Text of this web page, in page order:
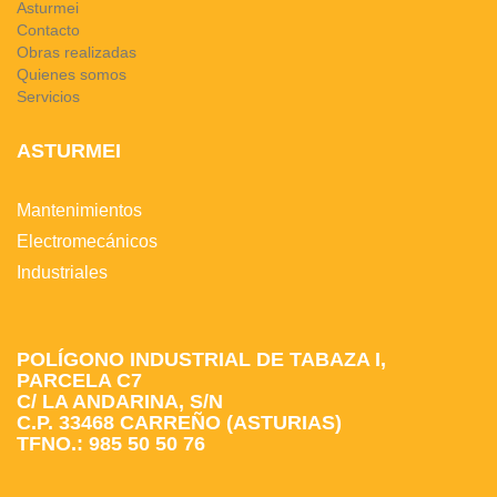
Asturmei
Contacto
Obras realizadas
Quienes somos
Servicios
ASTURMEI
Mantenimientos
Electromecánicos
Industriales
POLÍGONO INDUSTRIAL DE TABAZA I,
PARCELA C7
C/ LA ANDARINA, S/N
C.P. 33468 CARREÑO (ASTURIAS)
TFNO.: 985 50 50 76